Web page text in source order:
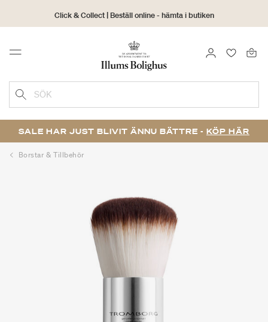
Click & Collect | Beställ online - hämta i butiken
30 dagars returrätt
Menu LOGGA IN
SÖK
SALE HAR JUST BLIVIT ÄNNU BÄTTRE - KÖP HÄR
Borstar & Tillbehör